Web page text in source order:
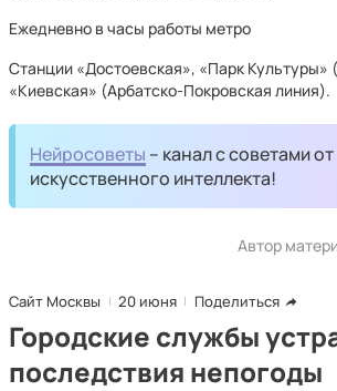
Ежедневно в часы работы метро
Станции «Достоевская», «Парк Культуры»
«Киевская» (Арбатско-Покровская линия).
Нейросоветы – канал с советами от
искусственного интеллекта!
Автор
Сайт Москвы 20 июня Поделиться
Городские службы
последствия непогоды